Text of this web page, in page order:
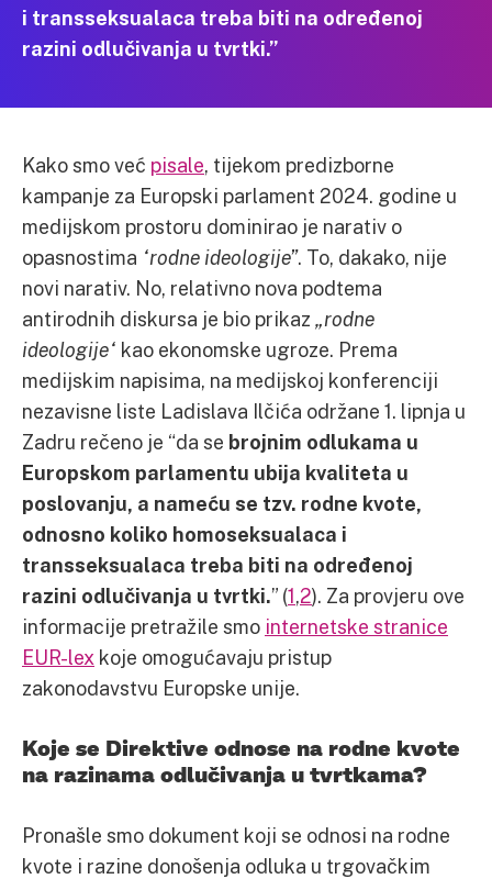
i transseksualaca treba biti na određenoj
razini odlučivanja u tvrtki.”
Kako smo već pisale, tijekom predizborne
kampanje za Europski parlament 2024. godine u
medijskom prostoru dominirao je narativ o
opasnostima “rodne ideologije”. To, dakako, nije
novi narativ. No, relativno nova podtema
antirodnih diskursa je bio prikaz „rodne
ideologije“ kao ekonomske ugroze. Prema
medijskim napisima, na medijskoj konferenciji
nezavisne liste Ladislava Ilčića održane 1. lipnja u
Zadru rečeno je “da se brojnim odlukama u
Europskom parlamentu ubija kvaliteta u
poslovanju, a nameću se tzv. rodne kvote,
odnosno koliko homoseksualaca i
transseksualaca treba biti na određenoj
razini odlučivanja u tvrtki.” (1,2). Za provjeru ove
informacije pretražile smo internetske stranice
EUR-lex koje omogućavaju pristup
zakonodavstvu Europske unije.
Koje se Direktive odnose na rodne kvote
na razinama odlučivanja u tvrtkama?
Pronašle smo dokument koji se odnosi na rodne
kvote i razine donošenja odluka u trgovačkim